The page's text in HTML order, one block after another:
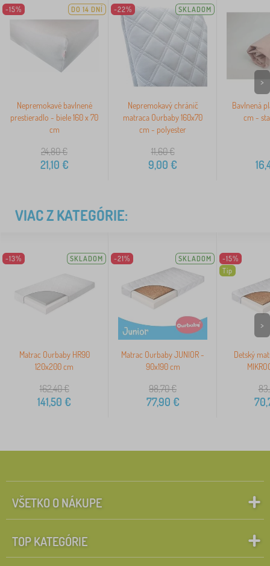
-15% DO 14 DNÍ
Nepremokavé bavlnené
prestieradlo - biele 160 x 70
cm
24,80€
21,10 €
-22% SKLADOM
Nepremokavý chránič
matraca Ourbaby 160x70
cm - polyester
11,60€
9,00 €
Bavlnená
cm -
>
VIAC Z KATEGÓRIE:
-13% SKLADOM
Matrac Ourbaby HR90
120x200 cm
162,40€
141,50 €
-21% SKLADOM
Matrac Ourbaby JUNIOR -
90x190 cm
98,70€
77,90 €
-15%
Tip
Detský
>
VŠETKO O NÁKUPE
TOP KATEGÓRIE